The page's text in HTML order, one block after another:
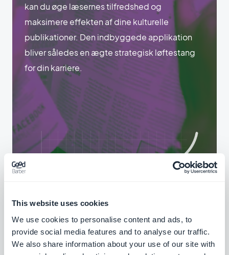
This website uses cookies
We use cookies to personalise content and ads, to
provide social media features and to analyse our traffic.
We also share information about your use of our site with
kan du øge læsernes tilfredshed og
maksimere effekten af dine kulturelle
publikationer. Den indbyggede applikation
bliver således en ægte strategisk løftestang
for din karriere.